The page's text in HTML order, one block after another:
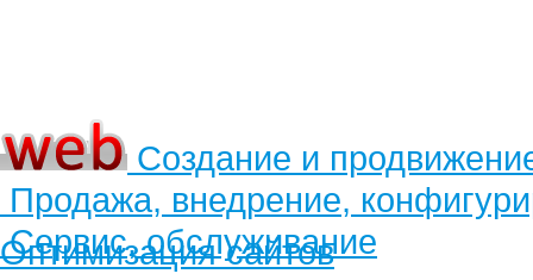
Создание и
Продажа, внедрение,
Сервис, обслуживание
Оптимизация сайтов